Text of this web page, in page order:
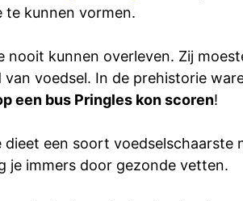
kunnen vormen.
kunnen overleven. Zij
voedsel. In de prehistorie
een bus Pringles kon scoren!
een soort
je immers door gezonde vetten.